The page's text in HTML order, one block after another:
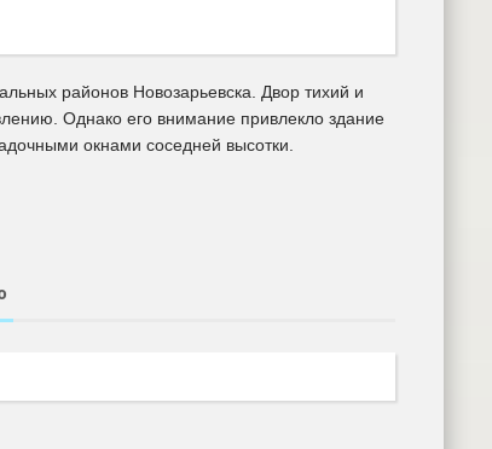
районов Новозарьевска. Двор тихий и
Однако его внимание привлекло здание
окнами соседней высотки.